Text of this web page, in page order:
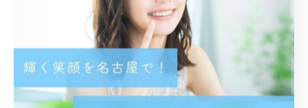
#イメチェン #印象UP #美男 #美女